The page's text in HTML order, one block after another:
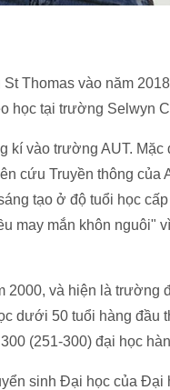
Thomas vào năm
học tại trường Selwyn
kí vào trường AUT.
cứu Truyền thông
tạo ở độ tuổi học
may mắn khôn nguôi"
2000, và hiện là trường
dưới 50 tuổi hàng đầu
(251-300) đại học
sinh Đại học của